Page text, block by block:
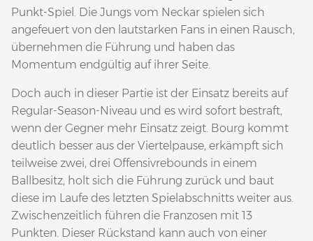
Punkt-Spiel. Die Jungs vom Neckar spielen sich
angefeuert von den lautstarken Fans in einen Rausch,
übernehmen die Führung und haben das
Momentum endgültig auf ihrer Seite.
Doch auch in dieser Partie ist der Einsatz bereits auf
Regular-Season-Niveau und es wird sofort bestraft,
wenn der Gegner mehr Einsatz zeigt. Bourg kommt
deutlich besser aus der Viertelpause, erkämpft sich
teilweise zwei, drei Offensivrebounds in einem
Ballbesitz, holt sich die Führung zurück und baut
diese im Laufe des letzten Spielabschnitts weiter aus.
Zwischenzeitlich führen die Franzosen mit 13
Punkten. Dieser Rückstand kann auch von einer